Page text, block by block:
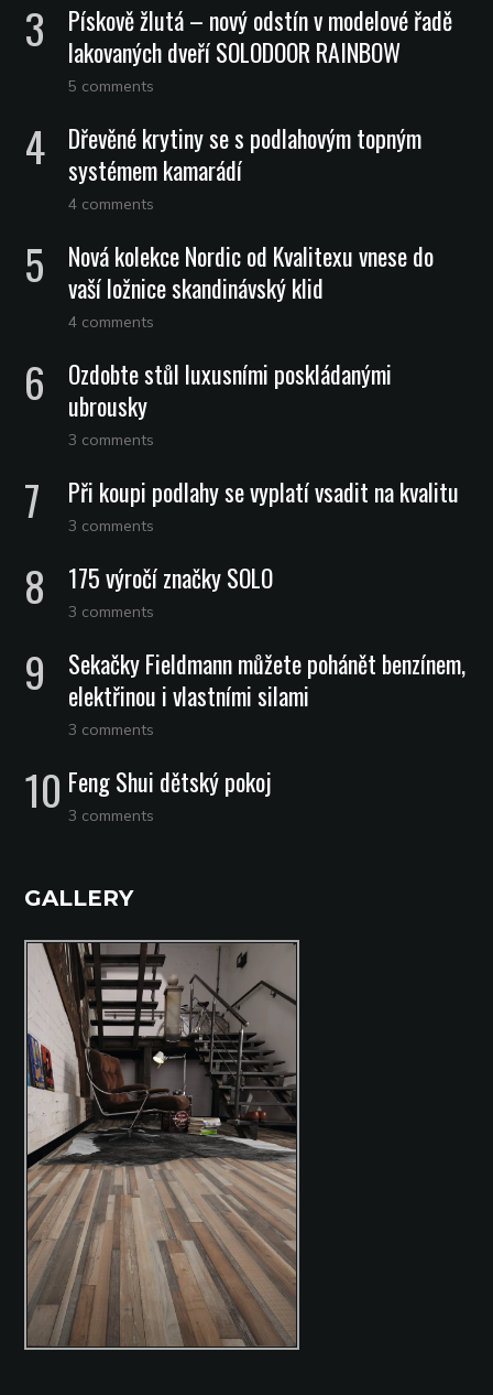
Pískově žlutá – nový odstín v modelové řadě
lakovaných dveří SOLODOOR RAINBOW
5 comments
Dřevěné krytiny se s podlahovým topným
systémem kamarádí
4 comments
Nová kolekce Nordic od Kvalitexu vnese do
vaší ložnice skandinávský klid
4 comments
Ozdobte stůl luxusními poskládanými
ubrousky
3 comments
Při koupi podlahy se vyplatí vsadit na kvalitu
3 comments
175 výročí značky SOLO
3 comments
Sekačky Fieldmann můžete pohánět benzínem,
elektřinou i vlastními silami
3 comments
Feng Shui dětský pokoj
3 comments
GALLERY